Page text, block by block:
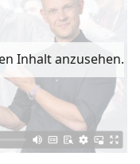
Inhalt anzusehen.